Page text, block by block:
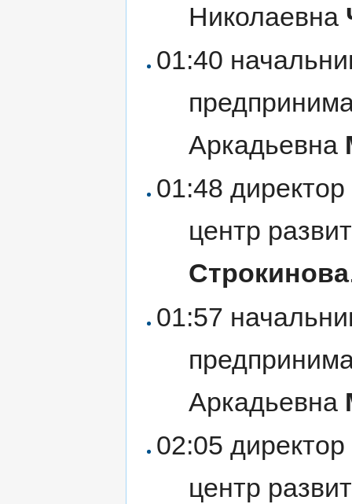
Николаевна
01:40
Аркадьевна
01:48
центр
Строкинова
01:57
Аркадьевна
02:05
центр